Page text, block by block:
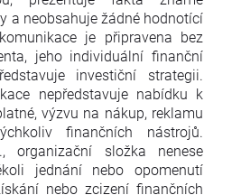
a neobsahuje žádné hodnotící
je připravena bez
jeho individuální finanční
investiční strategii.
nepředstavuje nabídku k
výzvu na nákup, reklamu
finančních nástrojů.
organizační složka nenese
jednání nebo opomenutí
nebo zcizení finančních